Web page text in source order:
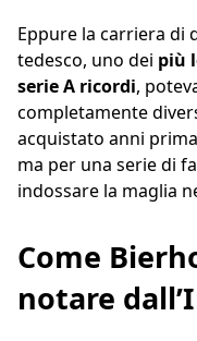
Eppure la carriera di
tedesco, uno dei più
serie A ricordi,
completamente
acquistato anni prima
ma per una serie di
indossare la maglia
Come
notare